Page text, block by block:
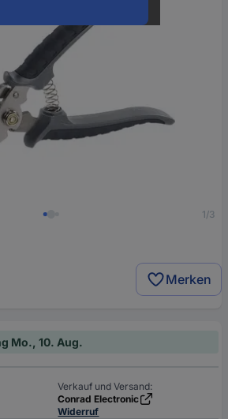
1/3
Merken
Mo., 10. Aug.
Verkauf und Versand:
Conrad Electronic
Widerruf